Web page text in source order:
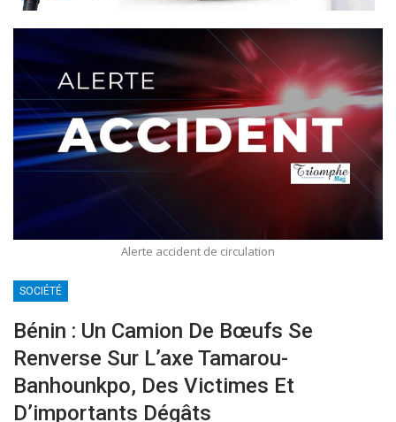
Alerte accident de circulation
SOCIÉTÉ
Bénin : Un Camion De Bœufs Se
Renverse Sur L’axe Tamarou-
Banhounkpo, Des Victimes Et
D’importants Dégâts